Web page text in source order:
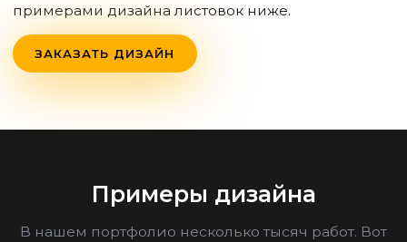
примерами дизайна листовок ниже.
ЗАКАЗАТЬ ДИЗАЙН
Примеры дизайна
В нашем портфолио несколько тысяч работ. Вот